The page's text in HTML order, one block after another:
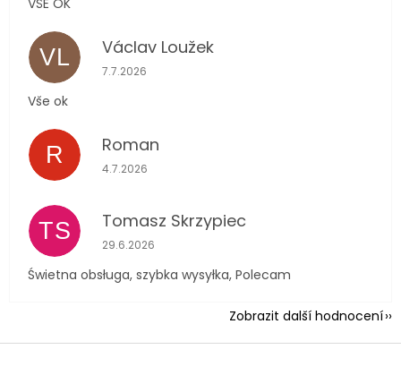
VL Václav Loužek
Hodnocení obchodu je 5 z 5 hvězdiček.
7.7.2026
Vše ok
R Roman
Hodnocení obchodu je 5 z 5 hvězdiček.
4.7.2026
TS Tomasz Skrzypiec
Hodnocení obchodu je 5 z 5 hvězdiček.
29.6.2026
Świetna obsługa, szybka wysyłka, Polecam
Zobrazit další hodnocení
Z